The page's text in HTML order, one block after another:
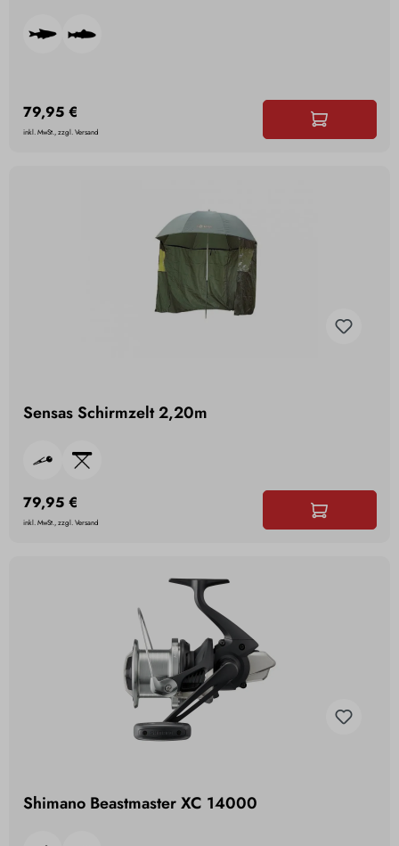
79,95 €
inkl. MwSt., zzgl. Versand
Sensas Schirmzelt 2,20m
79,95 €
inkl. MwSt., zzgl. Versand
Shimano Beastmaster XC 14000